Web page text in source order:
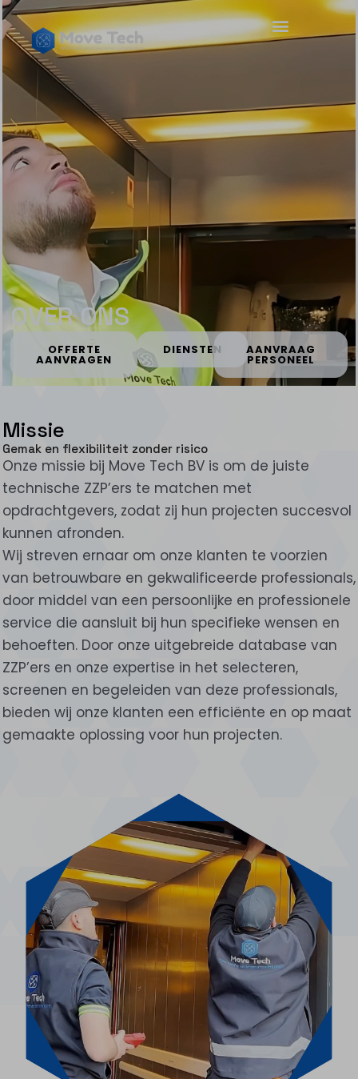
OVER ONS
OFFERTE
AANVRAGEN
DIENSTEN AANVRAAG
PERSONEEL
Missie
Gemak en flexibiliteit zonder risico
Onze missie bij Move Tech BV is om de juiste
technische ZZP’ers te matchen met
opdrachtgevers, zodat zij hun projecten succesvol
kunnen afronden.
Wij streven ernaar om onze klanten te voorzien
van betrouwbare en gekwalificeerde professionals,
door middel van een persoonlijke en professionele
service die aansluit bij hun specifieke wensen en
behoeften. Door onze uitgebreide database van
ZZP’ers en onze expertise in het selecteren,
screenen en begeleiden van deze professionals,
bieden wij onze klanten een efficiënte en op maat
gemaakte oplossing voor hun projecten.